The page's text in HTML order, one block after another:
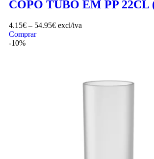
COPO TUBO EM PP 22CL
4.15€ – 54.95€ excl/iva
Comprar
-10%